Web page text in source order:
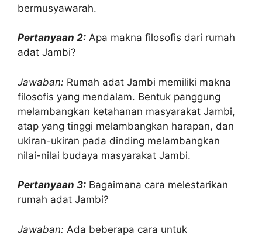
bermusyawarah.
Pertanyaan 2: Apa makna filosofis dari rumah
adat Jambi?
Jawaban: Rumah adat Jambi memiliki makna
filosofis yang mendalam. Bentuk panggung
melambangkan ketahanan masyarakat Jambi,
atap yang tinggi melambangkan harapan, dan
ukiran-ukiran pada dinding melambangkan
nilai-nilai budaya masyarakat Jambi.
Pertanyaan 3: Bagaimana cara melestarikan
rumah adat Jambi?
Jawaban: Ada beberapa cara untuk